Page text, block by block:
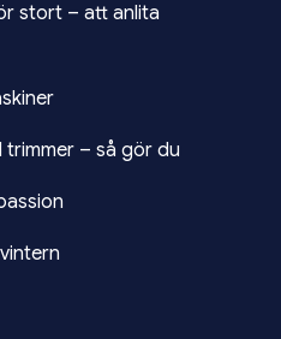
stort – att anlita
– så gör du